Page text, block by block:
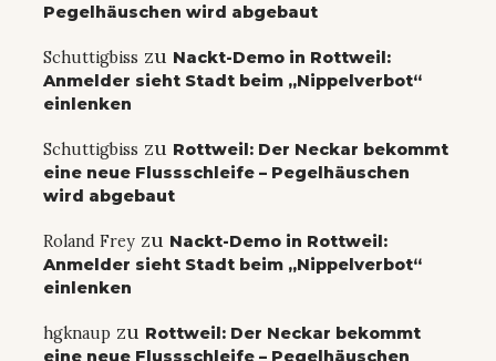
Pegelhäuschen wird abgebaut
Schuttigbiss zu Nackt-Demo in Rottweil:
Anmelder sieht Stadt beim „Nippelverbot“
einlenken
Schuttigbiss zu Rottweil: Der Neckar bekommt
eine neue Flussschleife – Pegelhäuschen
wird abgebaut
Roland Frey zu Nackt-Demo in Rottweil:
Anmelder sieht Stadt beim „Nippelverbot“
einlenken
hgknaup zu Rottweil: Der Neckar bekommt
eine neue Flussschleife – Pegelhäuschen